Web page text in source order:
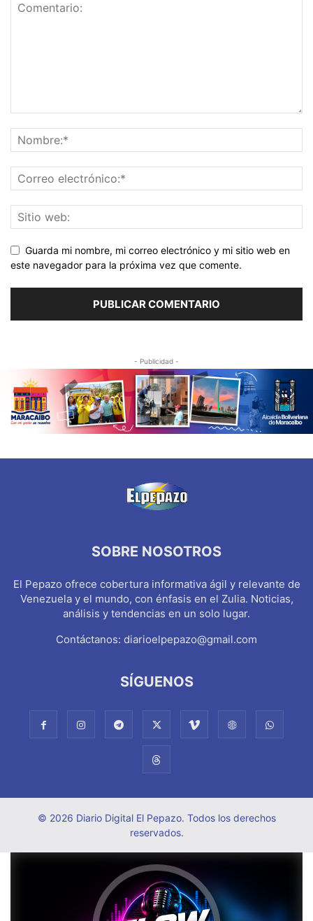
Guarda mi nombre, mi correo electrónico y mi sitio web en
este navegador para la próxima vez que comente.
- Publicidad -
SOBRE NOSOTROS
El Pepazo ofrece cobertura informativa ágil y relevante de
Venezuela y el mundo, con énfasis en el Zulia. Noticias,
análisis y tendencias en un solo lugar.
Contáctanos: diarioelpepazo@gmail.com
SÍGUENOS
© 2026 Diario Digital El Pepazo. Todos los derechos
reservados.